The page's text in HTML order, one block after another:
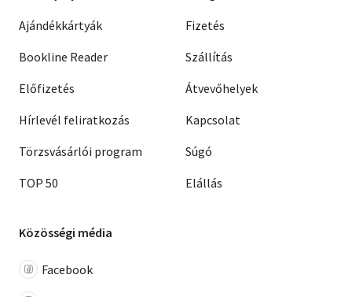
Ajándékkártyák
Bookline Reader
Előfizetés
Hírlevél feliratkozás
Törzsvásárlói program
TOP 50
Fizetés
Szállítás
Átvevőhelyek
Kapcsolat
Súgó
Elállás
Közösségi média
Facebook